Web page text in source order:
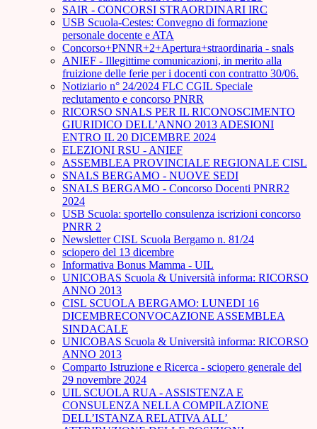
SAIR - CONCORSI STRAORDINARI IRC
USB Scuola-Cestes: Convegno di formazione
personale docente e ATA
Concorso+PNNR+2+Apertura+straordinaria - snals
ANIEF - Illegittime comunicazioni, in merito alla
fruizione delle ferie per i docenti con contratto 30/06.
Notiziario n° 24/2024 FLC CGIL Speciale
reclutamento e concorso PNRR
RICORSO SNALS PER IL RICONOSCIMENTO
GIURIDICO DELL’ANNO 2013 ADESIONI
ENTRO IL 20 DICEMBRE 2024
ELEZIONI RSU - ANIEF
ASSEMBLEA PROVINCIALE REGIONALE CISL
SNALS BERGAMO - NUOVE SEDI
SNALS BERGAMO - Concorso Docenti PNRR2
2024
USB Scuola: sportello consulenza iscrizioni concorso
PNRR 2
Newsletter CISL Scuola Bergamo n. 81/24
sciopero del 13 dicembre
Informativa Bonus Mamma - UIL
UNICOBAS Scuola & Università informa: RICORSO
ANNO 2013
CISL SCUOLA BERGAMO: LUNEDI 16
DICEMBRECONVOCAZIONE ASSEMBLEA
SINDACALE
UNICOBAS Scuola & Università informa: RICORSO
ANNO 2013
Comparto Istruzione e Ricerca - sciopero generale del
29 novembre 2024
UIL SCUOLA RUA - ASSISTENZA E
CONSULENZA NELLA COMPILAZIONE
DELL’ISTANZA RELATIVA ALL’